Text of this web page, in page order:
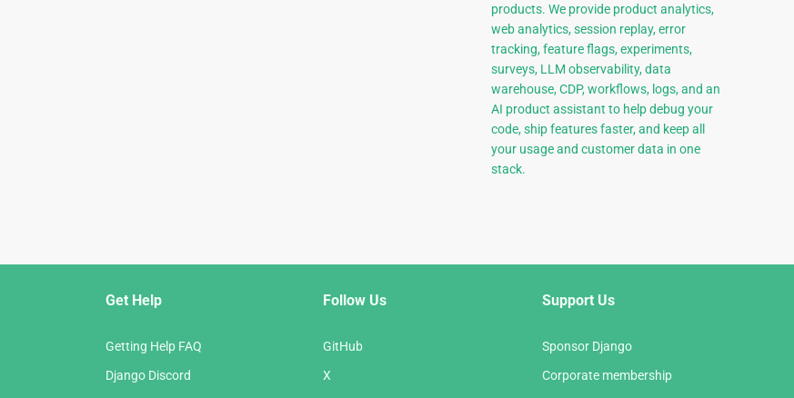
products. We provide product analytics,
web analytics, session replay, error
tracking, feature flags, experiments,
surveys, LLM observability, data
warehouse, CDP, workflows, logs, and an
AI product assistant to help debug your
code, ship features faster, and keep all
your usage and customer data in one
stack.
Get Help
Getting Help FAQ
Django Discord
Follow Us
GitHub
X
Support Us
Sponsor Django
Corporate membership